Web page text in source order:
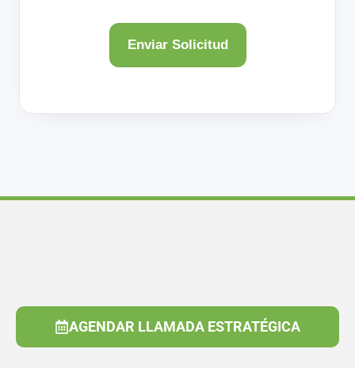
AGENDAR LLAMADA ESTRATÉGICA